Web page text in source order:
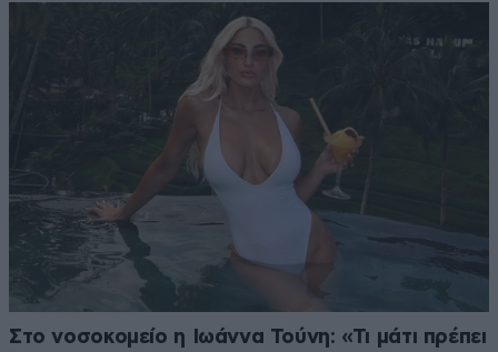
Στο νοσοκομείο η Ιωάννα Τούνη: «Τι μάτι πρέπει